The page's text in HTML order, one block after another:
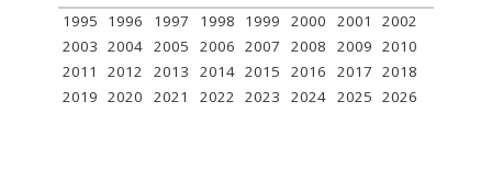
1995 1996 1997 1998 1999 2000 2001
2002
2003 2004 2005 2006 2007 2008 2009 2010
2011
2012 2013 2014 2015 2016 2017 2018
2019 2020 2021 2022 2023 2024 2025 2026